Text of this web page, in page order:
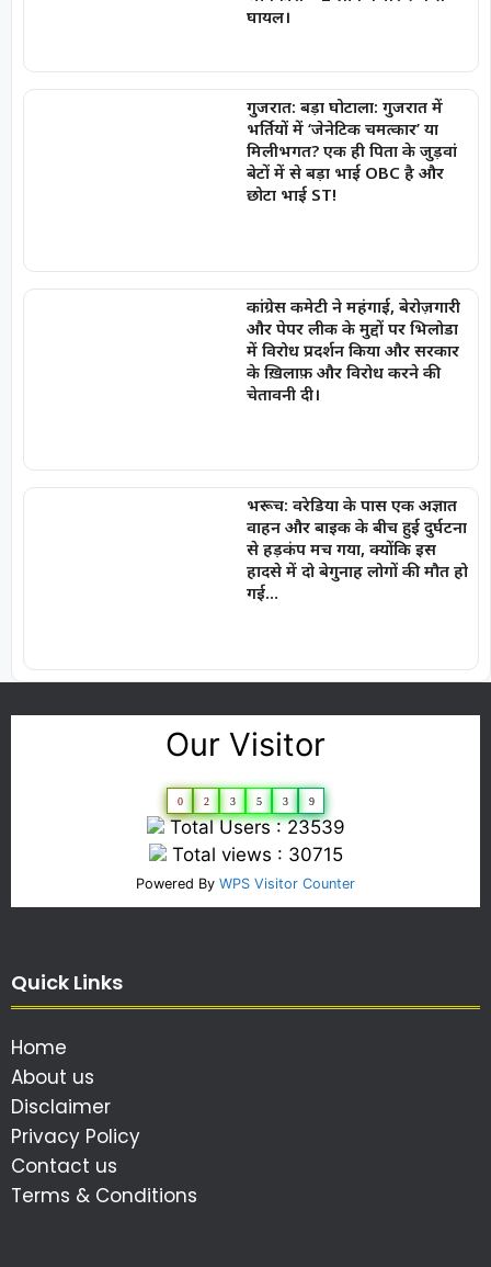
घायल।
गुजरात: बड़ा घोटाला: गुजरात में
भर्तियों में ‘जेनेटिक चमत्कार’ या
मिलीभगत? एक ही पिता के जुड़वां
बेटों में से बड़ा भाई OBC है और
छोटा भाई ST!
कांग्रेस कमेटी ने महंगाई, बेरोज़गारी
और पेपर लीक के मुद्दों पर भिलोडा
में विरोध प्रदर्शन किया और सरकार
के ख़िलाफ़ और विरोध करने की
चेतावनी दी।
भरूच: वरेडिया के पास एक अज्ञात
वाहन और बाइक के बीच हुई दुर्घटना
से हड़कंप मच गया, क्योंकि इस
हादसे में दो बेगुनाह लोगों की मौत हो
गई…
Our Visitor
0 2 3 5 3 9
Total Users : 23539
Total views : 30715
Powered By WPS Visitor Counter
Quick Links
Home
About us
Disclaimer
Privacy Policy
Contact us
Terms & Conditions